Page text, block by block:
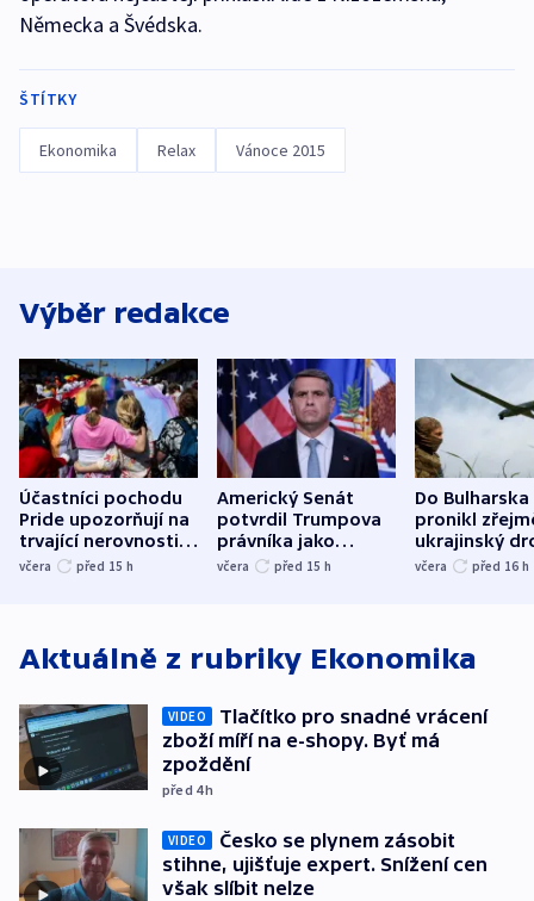
Německa a Švédska.
ŠTÍTKY
Ekonomika Relax Vánoce 2015
Výběr redakce
Účastníci pochodu
Pride upozorňují na
trvající nerovnosti i
společenskou
včera před 15 h
Americký Senát
potvrdil Trumpova
právníka jako
ministra
včera před 15 h
Do Bulharska
pronikl
ukrajinský
explodoval
včera před 16 h
Aktuálně z rubriky Ekonomika
VIDEO
Tlačítko pro snadné vrácení
zboží míří na e-shopy. Byť má
zpoždění
před 4h
VIDEO
Česko se plynem zásobit
stihne, ujišťuje expert. Snížení cen
však slíbit nelze